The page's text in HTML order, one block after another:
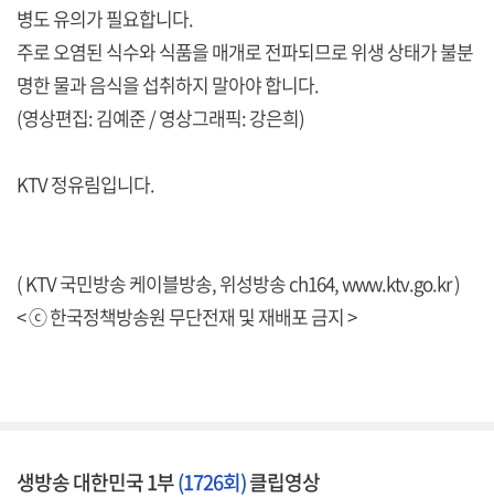
병도 유의가 필요합니다.
주로 오염된 식수와 식품을 매개로 전파되므로 위생 상태가 불분
명한 물과 음식을 섭취하지 말아야 합니다.
(영상편집: 김예준 / 영상그래픽: 강은희)
KTV 정유림입니다.
( KTV 국민방송 케이블방송, 위성방송 ch164,www.ktv.go.kr)
< ⓒ 한국정책방송원 무단전재 및 재배포 금지 >
생방송 대한민국 1부(1726회)클립영상